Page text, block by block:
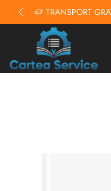
TRANSPORT